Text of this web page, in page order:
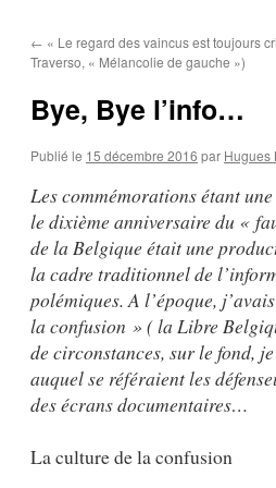
contenu
← « Le regard des vaincus est toujours
Traverso, « Mélancolie de gauche »)
Bye, Bye l’info…
Publié le 15 décembre 2016 par Hugues
Les commémorations étant
le dixième anniversaire du «
de la Belgique était une
la cadre traditionnel de
polémiques. A l’époque,
la confusion » ( la Libre
de circonstances, sur le fond,
auquel se référaient les
des écrans documentaires…
La culture de la confusion